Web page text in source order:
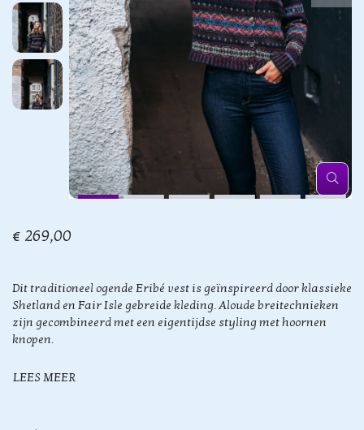
€ 269,00
Dit traditioneel ogende Eribé vest is geïnspireerd door klassieke
Shetland en Fair Isle gebreide kleding. Aloude breitechnieken
zijn gecombineerd met een eigentijdse styling met hoornen
knopen.
LEES MEER